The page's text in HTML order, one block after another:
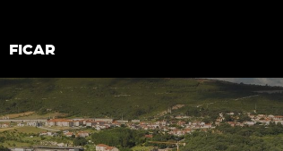
FICAR
FICAR